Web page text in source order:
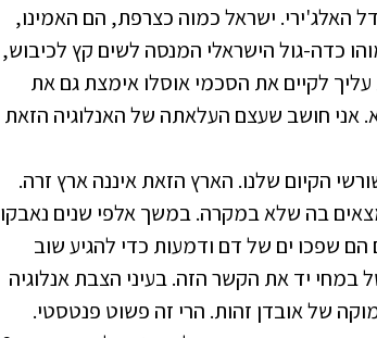
האלג'ירי. ישראל כמוה כצרפת, הם האמינו,
כדה-גול הישראלי המנסה לשים קץ לכיבוש,
כאשר קיבלת עליך לקיים את הסכמי אוסלו אימצת גם את
אני חושב שעצם העלאתה של האנלוגיה הזאת
הקיום שלנו. הארץ הזאת איננה ארץ זרה.
בה שלא במקרה. במשך אלפי שנים נאבקו
הם שפכו ים של דם ודמעות כדי להגיע שוב
במחי יד את הקשר הזה. בעיני הצבת אנלוגיה
של אובדן זהות. הרי זה פשוט פנטסטי.